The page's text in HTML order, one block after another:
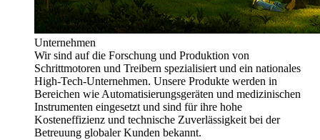
Unternehmen
Wir sind auf die Forschung und Produktion von
Schrittmotoren und Treibern spezialisiert und ein nationales
High-Tech-Unternehmen. Unsere Produkte werden in
Bereichen wie Automatisierungsgeräten und medizinischen
Instrumenten eingesetzt und sind für ihre hohe
Kosteneffizienz und technische Zuverlässigkeit bei der
Betreuung globaler Kunden bekannt.